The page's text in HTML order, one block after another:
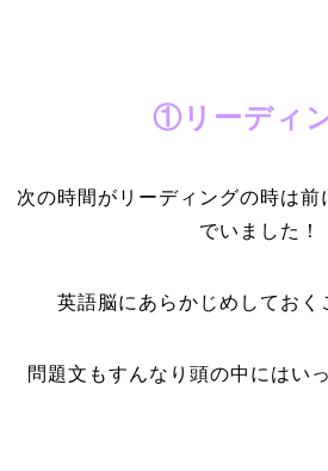
①リーディ
次の時間がリーディングの時は前
でいました！
英語脳にあらかじめしておく
問題文もすんなり頭の中にはい